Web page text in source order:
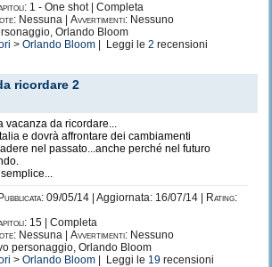
1 - One shot | Completa
Nessuna | Avvertimenti: Nessuno
Orlando Bloom
> Orlando Bloom | Leggi le 2 recensioni
ricordare 2
vacanza da ricordare...
e dovrà affrontare dei cambiamenti
nel passato...anche perché nel futuro
Pubblicata: 09/05/14 | Aggiornata: 16/07/14 |
Rating:
15 | Completa
Nessuna | Avvertimenti: Nessuno
personaggio, Orlando Bloom
> Orlando Bloom | Leggi le 19 recensioni